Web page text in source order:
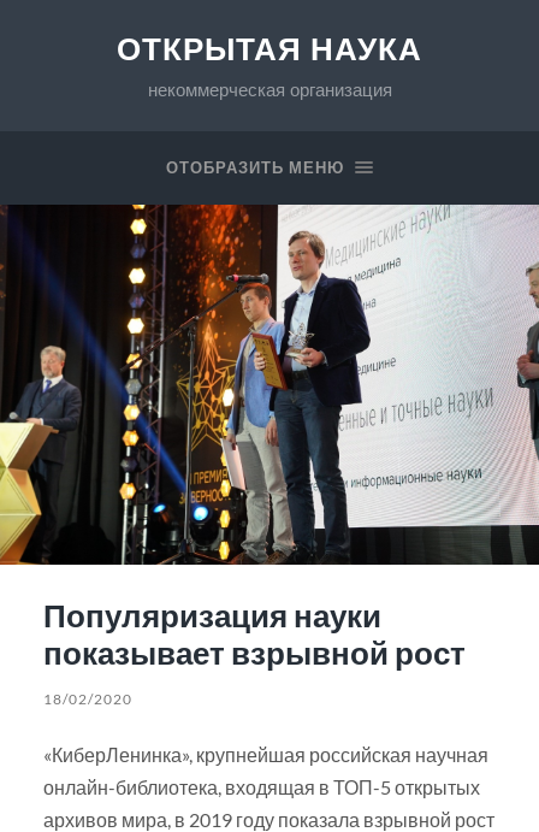
ОТКРЫТАЯ НАУКА
некоммерческая организация
ОТОБРАЗИТЬ МЕНЮ
Популяризация науки
показывает взрывной рост
18/02/2020
«КиберЛенинка», крупнейшая российская научная
онлайн-библиотека, входящая в ТОП-5 открытых
архивов мира, в 2019 году показала взрывной рост